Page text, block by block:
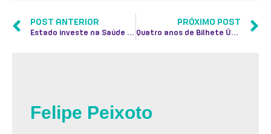
POST ANTERIOR PRÓXIMO POST
Felipe Peixoto